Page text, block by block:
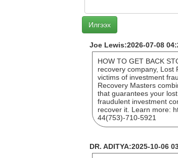
Joe Lewis:2026-07-08
HOW TO GET BACK
recovery company, Lost
victims of investment
Recovery Masters
that guarantees your
fraudulent investment
recover it. Learn more:
44(753)-710-5921
DR. ADITYA:2025-10-06